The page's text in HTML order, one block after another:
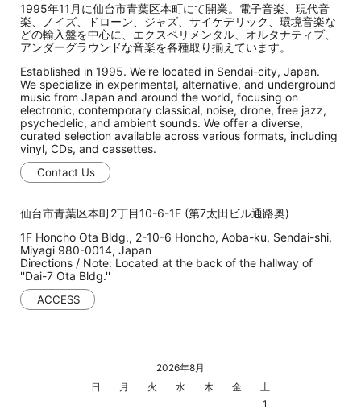
1995年11月に仙台市青葉区本町にて開業。電子音楽、現代音
楽、ノイズ、ドローン、ジャズ、サイケデリック、環境音楽な
どの輸入盤を中心に、エクスペリメンタル、オルタナティブ、
アンダーグラウンドな音楽を各種取り揃えています。
Established in 1995. We're located in Sendai-city, Japan.
We specialize in experimental, alternative, and underground
music from Japan and around the world, focusing on
electronic, contemporary classical, noise, drone, free jazz,
psychedelic, and ambient sounds. We offer a diverse,
curated selection available across various formats, including
vinyl, CDs, and cassettes.
Contact Us
仙台市青葉区本町2丁目10-6-1F (第7太田ビル通路奥)
1F Honcho Ota Bldg., 2-10-6 Honcho, Aoba-ku, Sendai-shi,
Miyagi 980-0014, Japan
Directions / Note: Located at the back of the hallway of
''Dai-7 Ota Bldg.''
ACCESS
2026年8月
日
月 火 水 木 金
土
1